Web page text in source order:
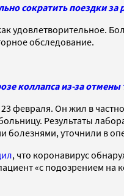
сократить поездки за
удовлетворительное.
обследование.
коллапса из-за
февраля. Он жил в
Результаты
уточнили в
, что коронавирус
«с подозрением на